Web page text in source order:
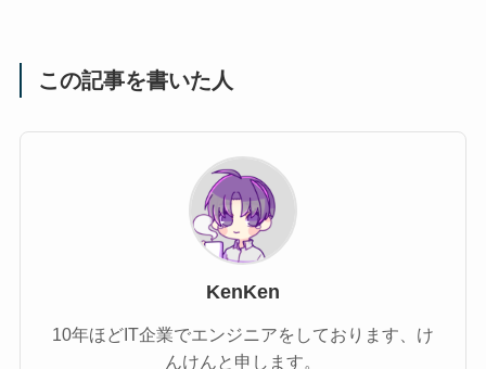
この記事を書いた人
KenKen
10年ほどIT企業でエンジニアをしております、け
んけんと申します。